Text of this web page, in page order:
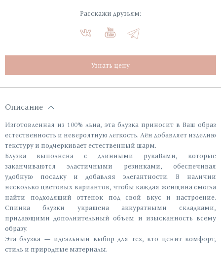
Расскажи друзьям:
Узнать цену
Описание
Изготовленная из 100% льна, эта блузка приносит в Ваш образ
естественность и невероятную легкость. Лён добавляет изделию
текстуру и подчеркивает естественный шарм.
Блузка выполнена с длинными рукаВами, которые
заканчиваются эластичными резинками, обеспечивая
удобную посадку и добавляя элегантности. В наличии
несколько цветовых вариантов, чтобы каждая женщина смогла
найти подходящий оттенок под свой вкус и настроение.
Спинка блузки украшена аккуратными складками,
придающими дополнительный объем и изысканность всему
образу.
Эта блузка — идеальный выбор для тех, кто ценит комфорт,
стиль и природные материалы.